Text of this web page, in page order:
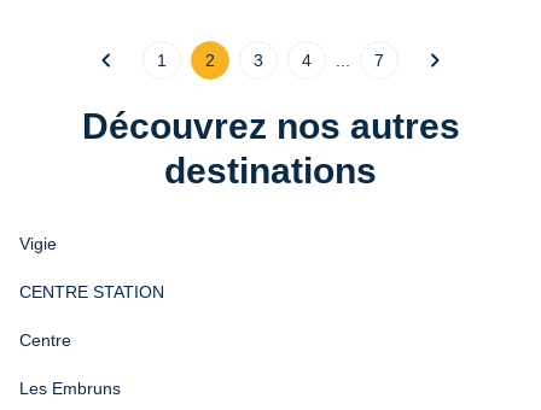
chevron_left 1 2 3 4 7 chevron_right
Découvrez nos autres
destinations
Vigie
CENTRE STATION
Centre
Les Embruns